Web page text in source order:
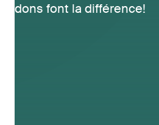
dons font la différence!